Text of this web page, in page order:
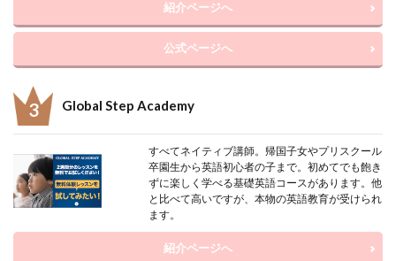
紹介ページへ
公式ページへ
Global Step Academy
すべてネイティブ講師。帰国子女やプリスクール
卒園生から英語初心者の子まで。初めてでも飽き
ずに楽しく学べる基礎英語コースがあります。他
と比べて高いですが、本物の英語教育が受けられ
ます。
紹介ページへ